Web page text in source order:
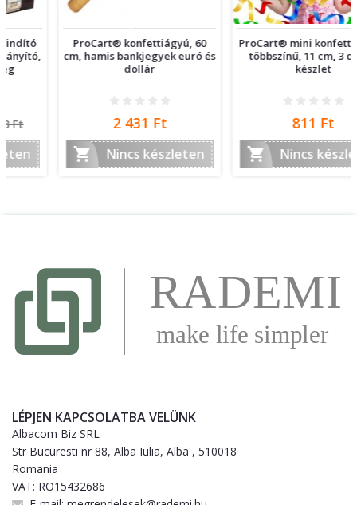
ProCart® konfettiágyú, 60
cm, hamis bankjegyek euró és
2 431 Ft

Nincs készleten
ProCart® mini konfettiágyúk,
többszínű, 11 cm, 3 darab

Nincs készleten
LÉPJEN KAPCSOLATBA VELÜNK
Albacom Biz SRL
Str Bucuresti nr 88, Alba Iulia, Alba , 510018
Romania
VAT: RO15432686